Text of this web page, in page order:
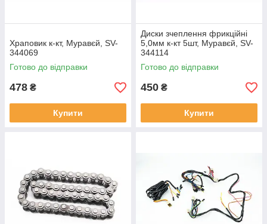
Храповик к-кт, Муравєй, SV-
344069
Готово до відправки
478 ₴
Купити
Диски зчеплення фрикційні
5,0мм к-кт 5шт, Муравєй, SV-
344114
Готово до відправки
450 ₴
Купити